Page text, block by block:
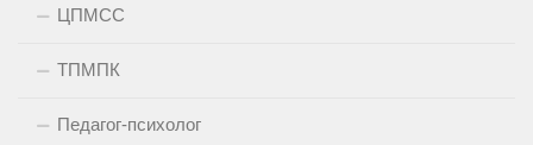
ЦПМСС
ТПМПК
Педагог-психолог